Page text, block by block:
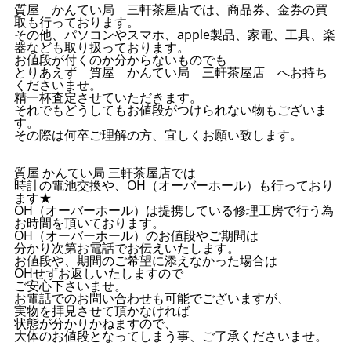
質屋 かんてい局 三軒茶屋店では、商品券、金券の買
取も行っております。
その他、パソコンやスマホ、apple製品、家電、工具、楽
器なども取り扱っております。
お値段が付くのか分からないものでも
とりあえず 質屋 かんてい局 三軒茶屋店 へお持ち
くださいませ。
精一杯査定させていただきます。
それでもどうしてもお値段がつけられない物もございま
す。
その際は何卒ご理解の方、宜しくお願い致します。
質屋 かんてい局 三軒茶屋店では
時計の電池交換や、OH（オーバーホール）も行っており
ます★
OH（オーバーホール）は提携している修理工房で行う為
お時間を頂いております。
OH（オーバーホール）のお値段やご期間は
分かり次第お電話でお伝えいたします。
お値段や、期間のご希望に添えなかった場合は
OHせずお返しいたしますので
ご安心下さいませ。
お電話でのお問い合わせも可能でございますが、
実物を拝見させて頂かなければ
状態が分かりかねますので、
大体のお値段となってしまう事、ご了承くださいませ。